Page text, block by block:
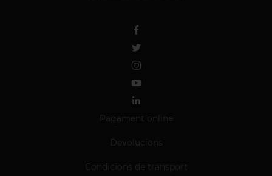
Pagament online
Devolucions
Condicions de transport